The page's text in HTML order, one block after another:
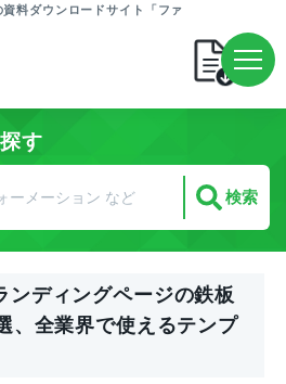
料ダウンロードサイト「ファ
す
ンディングページの鉄板
、全業界で使えるテンプ